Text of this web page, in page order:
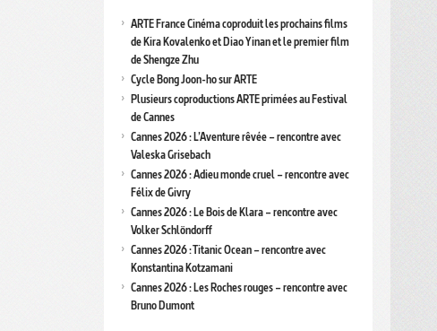
ARTE France Cinéma coproduit les prochains films
de Kira Kovalenko et Diao Yinan et le premier film
de Shengze Zhu
Cycle Bong Joon-ho sur ARTE
Plusieurs coproductions ARTE primées au Festival
de Cannes
Cannes 2026 : L’Aventure rêvée – rencontre avec
Valeska Grisebach
Cannes 2026 : Adieu monde cruel – rencontre avec
Félix de Givry
Cannes 2026 : Le Bois de Klara – rencontre avec
Volker Schlöndorff
Cannes 2026 : Titanic Ocean – rencontre avec
Konstantina Kotzamani
Cannes 2026 : Les Roches rouges – rencontre avec
Bruno Dumont